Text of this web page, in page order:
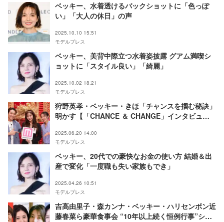
ベッキー、水着透けるバックショットに「色っぽ
い」「大人の休日」の声
2025.10.10 15:51
モデルプレス
ベッキー、美背中際立つ水着姿披露 グアム満喫シ
ョットに「スタイル良い」「綺麗」
2025.10.02 18:21
モデルプレス
狩野英孝・ベッキー・きほ「チャンスを掴む秘訣」
明かす【「CHANCE ＆ CHANGE」インタビュ
2025.06.20 14:00
モデルプレス
ベッキー、20代での豪快なお金の使い方 結婚＆出
産で変化「一度職も失い家族もでき」
2025.04.26 10:51
モデルプレス
吉高由里子・森カンナ・ベッキー・ハリセンボン近
藤春菜ら豪華食事会 “10年以上続く恒例行事”ショ